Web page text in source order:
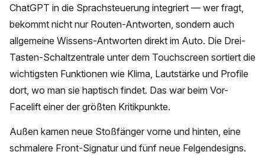
ChatGPT in die Sprachsteuerung integriert — wer fragt,
bekommt nicht nur Routen-Antworten, sondern auch
allgemeine Wissens-Antworten direkt im Auto. Die Drei-
Tasten-Schaltzentrale unter dem Touchscreen sortiert die
wichtigsten Funktionen wie Klima, Lautstärke und Profile
dort, wo man sie haptisch findet. Das war beim Vor-
Facelift einer der größten Kritikpunkte.
Außen kamen neue Stoßfänger vorne und hinten, eine
schmalere Front-Signatur und fünf neue Felgendesigns.